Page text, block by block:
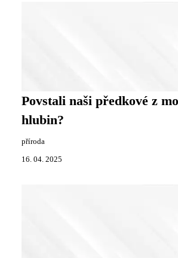
Povstali naši předkové z
hlubin?
příroda
16. 04. 2025